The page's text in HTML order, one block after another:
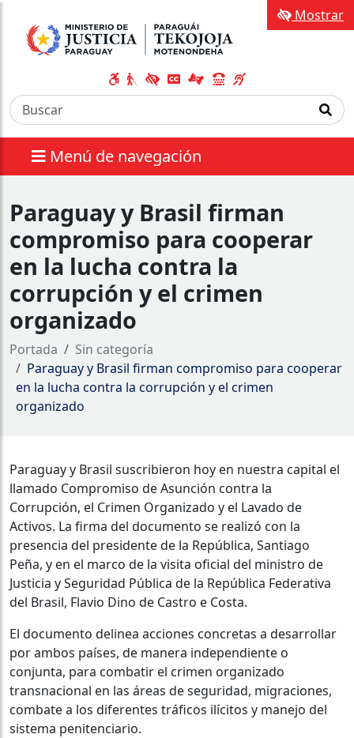
Menú de navegación
Mostrar
Paraguay y Brasil firman
compromiso para cooperar
en la lucha contra la
corrupción y el crimen
organizado
Portada
Sin categoría
Paraguay y Brasil firman compromiso para cooperar
en la lucha contra la corrupción y el crimen
organizado
Paraguay y Brasil suscribieron hoy en nuestra capital el
llamado Compromiso de Asunción contra la
Corrupción, el Crimen Organizado y el Lavado de
Activos. La firma del documento se realizó con la
presencia del presidente de la República, Santiago
Peña, y en el marco de la visita oficial del ministro de
Justicia y Seguridad Pública de la República Federativa
del Brasil, Flavio Dino de Castro e Costa.
El documento delinea acciones concretas a desarrollar
por ambos países, de manera independiente o
conjunta, para combatir el crimen organizado
transnacional en las áreas de seguridad, migraciones,
combate a los diferentes tráficos ilícitos y manejo del
sistema penitenciario.